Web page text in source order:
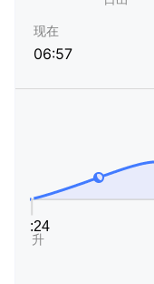
现在
06:57